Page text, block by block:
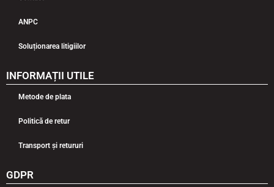
ANPC
Soluționarea litigiilor
INFORMAȚII UTILE
Metode de plata
Politică de retur
Transport și retururi
GDPR